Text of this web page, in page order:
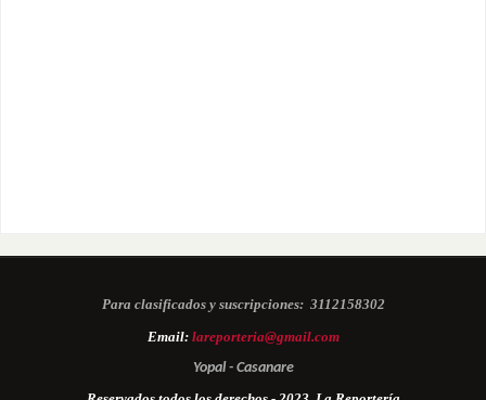
Para clasificados y suscripciones: 3112158302
Email: lareporteria@gmail.com
Yopal - Casanare